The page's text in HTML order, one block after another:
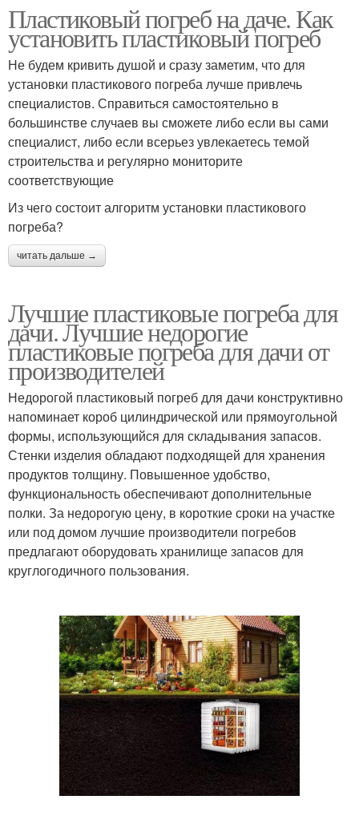
Пластиковый погреб на даче. Как
установить пластиковый погреб
Не будем кривить душой и сразу заметим, что для
установки пластикового погреба лучше привлечь
специалистов. Справиться самостоятельно в
большинстве случаев вы сможете либо если вы сами
специалист, либо если всерьез увлекаетесь темой
строительства и регулярно мониторите
соответствующие
Из чего состоит алгоритм установки пластикового
погреба?
читать дальше →
Лучшие пластиковые погреба для
дачи. Лучшие недорогие
пластиковые погреба для дачи от
производителей
Недорогой пластиковый погреб для дачи конструктивно
напоминает короб цилиндрической или прямоугольной
формы, использующийся для складывания запасов.
Стенки изделия обладают подходящей для хранения
продуктов толщину. Повышенное удобство,
функциональность обеспечивают дополнительные
полки. За недорогую цену, в короткие сроки на участке
или под домом лучшие производители погребов
предлагают оборудовать хранилище запасов для
круглогодичного пользования.